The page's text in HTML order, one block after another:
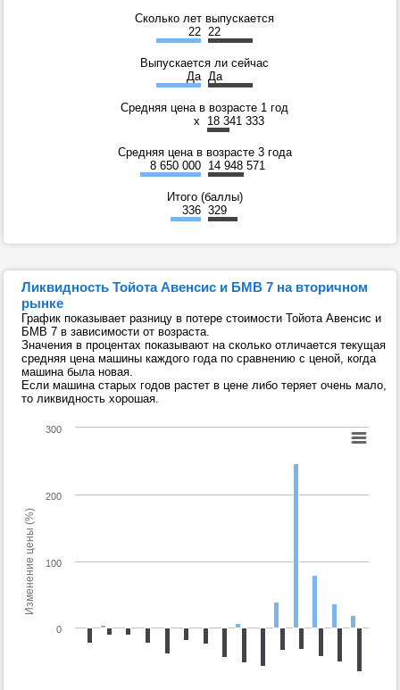
Сколько лет выпускается
22 22
Выпускается ли сейчас
Да Да
Средняя цена в возрасте 1 год
x 18 341 333
Средняя цена в возрасте 3 года
8 650 000 14 948 571
Итого (баллы)
336 329
Ликвидность Тойота Авенсис и БМВ 7 на вторичном
рынке
График показывает разницу в потере стоимости Тойота Авенсис и
БМВ 7 в зависимости от возраста.
Значения в процентах показывают на сколько отличается текущая
средняя цена машины каждого года по сравнению с ценой, когда
машина была новая.
Если машина старых годов растет в цене либо теряет очень мало,
то ликвидность хорошая.
Изменение цены (%)
0
100
200
300